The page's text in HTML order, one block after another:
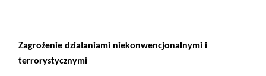
Zagrożenie działaniami niekonwencjonalnymi i
terrorystycznymi